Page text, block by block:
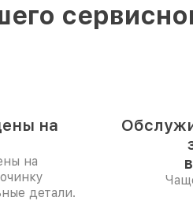
на
на
детали.